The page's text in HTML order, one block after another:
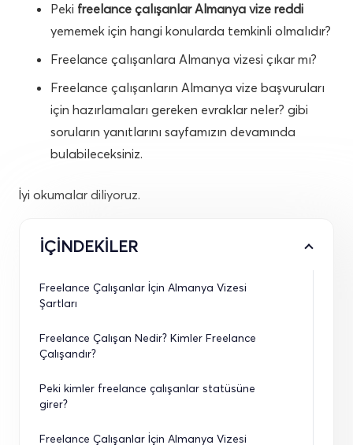
Peki freelance çalışanlar Almanya vize reddi
yememek için hangi konularda temkinli olmalıdır?
Freelance çalışanlara Almanya vizesi çıkar mı?
Freelance çalışanların Almanya vize başvuruları
için hazırlamaları gereken evraklar neler? gibi
soruların yanıtlarını sayfamızın devamında
bulabileceksiniz.
İyi okumalar diliyoruz.
İÇİNDEKİLER
Freelance Çalışanlar İçin Almanya Vizesi
Şartları
Freelance Çalışan Nedir? Kimler Freelance
Çalışandır?
Peki kimler freelance çalışanlar statüsüne
girer?
Freelance Çalışanlar İçin Almanya Vizesi